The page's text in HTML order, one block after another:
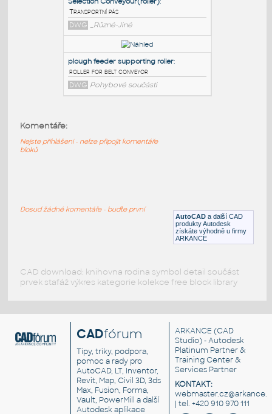
RFA
Průmysl
Surface Finish:
Značka povrchu - dyn
DWG Výkresové prvky
DWG
_Různé-Jiné
Pohybové součástiAutoCAD a další CAD
produkty Autodesk
získáte výhodně u firmy
ARKANCE
Komentáře:
Nejste přihlášeni - nelze připojit komentáře
bloků
Dosud žádné komentáře - buďte první
CAD download: knihovna rodina symbol detail součást
prvek stafáž výkres kategorie kolekce free block library
CADfórum
Tipy, triky, podpora,
pomoc a rady pro
AutoCAD, LT, Inventor,
Revit, Map, Civil 3D, 3ds
Max, Fusion, Forma,
Vault, PowerMill a další
Autodesk aplikace
ARKANCE (CAD
Studio) - Autodesk
Platinum Partner &
Training Center &
Services Partner
KONTAKT:
| tel. +420 910 970 111